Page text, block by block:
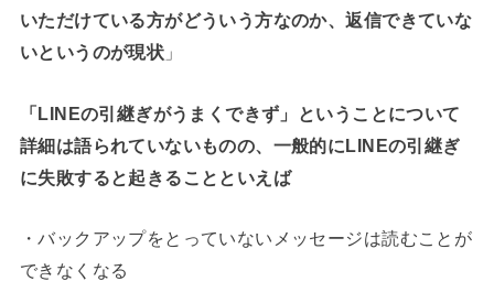
いただけている方がどういう方なのか、返信できていな
いというのが現状 」
「LINEの引継ぎがうまくできず」ということについて
詳細は語られていないものの、一般的にLINEの引継ぎ
に失敗すると起きることといえば
・バックアップをとっていないメッセージは読むことが
できなくなる